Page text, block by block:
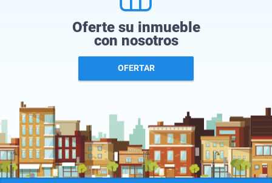
Oferte su inmueble
con nosotros
OFERTAR